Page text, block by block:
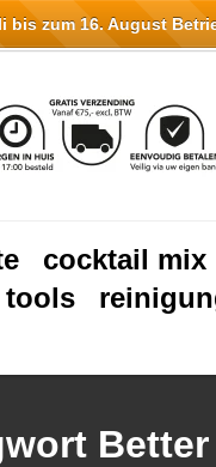
cocktail mix
tools
zum 16. August